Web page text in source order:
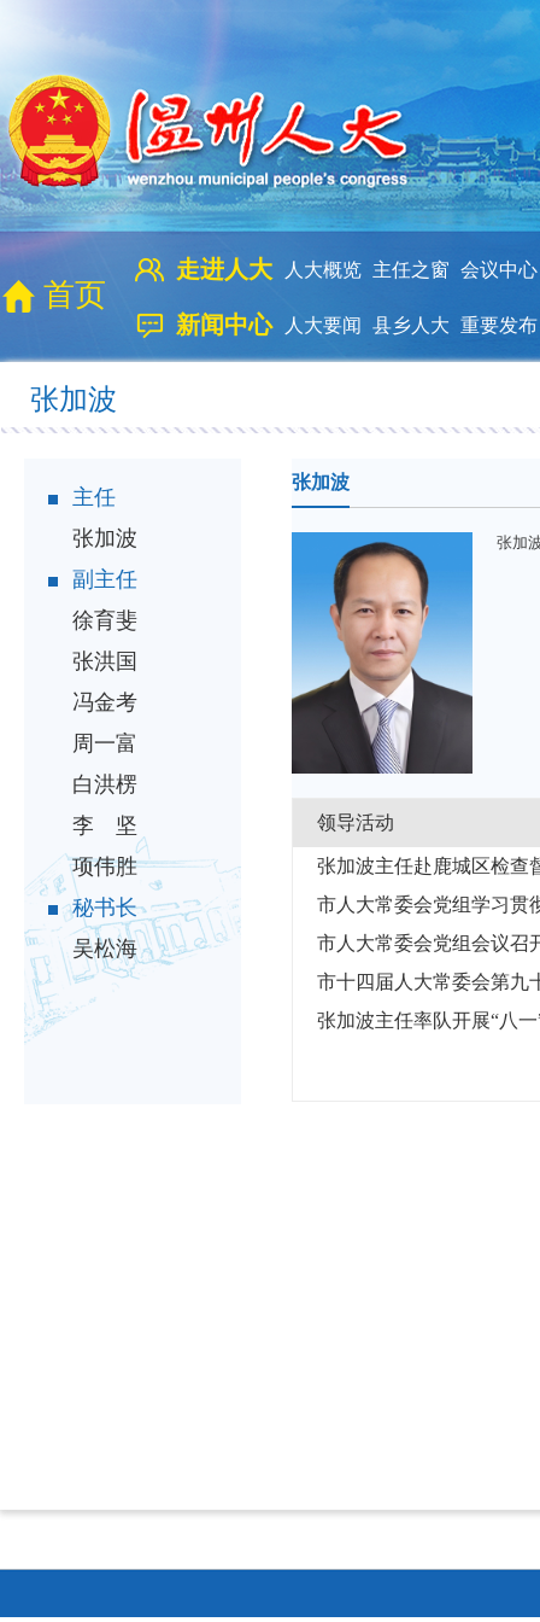
首页
走进人大 人大概览 主任之窗 会议中心
新闻中心 人大要闻 县乡人大 重要发布
张加波
主任
张加波
副主任
徐育斐
张洪国
冯金考
周一富
白洪楞
李 坚
项伟胜
秘书长
吴松海
张加波
张加
领导活动
张加波主任赴鹿城区检查
市人大常委会党组学习贯
市人大常委会党组会议召
市十四届人大常委会第九
张加波主任率队开展“八